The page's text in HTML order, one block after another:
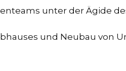
unter der Ägide
und Neubau von